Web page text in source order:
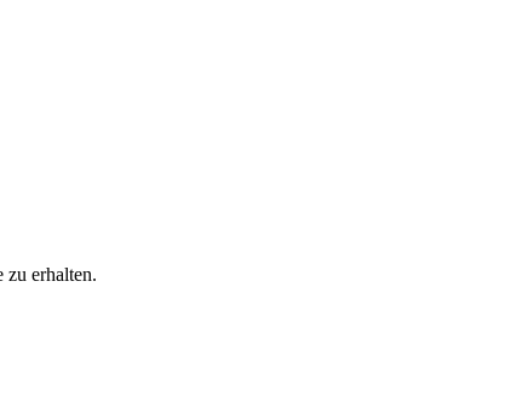
zu erhalten.